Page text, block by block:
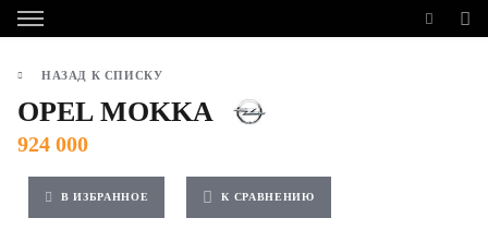
НАЗАД К СПИСКУ
OPEL MOKKA
924 000
В ИЗБРАННОЕ К СРАВНЕНИЮ